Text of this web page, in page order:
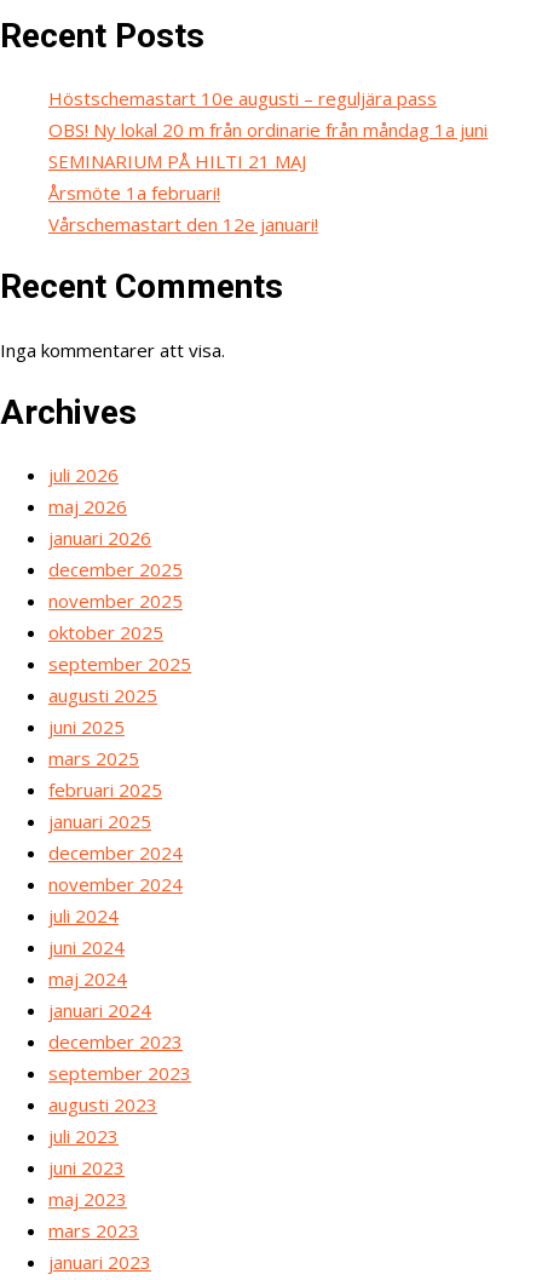
Recent Posts
Höstschemastart 10e augusti – reguljära pass
OBS! Ny lokal 20 m från ordinarie från måndag 1a juni
SEMINARIUM PÅ HILTI 21 MAJ
Årsmöte 1a februari!
Vårschemastart den 12e januari!
Recent Comments
Inga kommentarer att visa.
Archives
juli 2026
maj 2026
januari 2026
december 2025
november 2025
oktober 2025
september 2025
augusti 2025
juni 2025
mars 2025
februari 2025
januari 2025
december 2024
november 2024
juli 2024
juni 2024
maj 2024
januari 2024
december 2023
september 2023
augusti 2023
juli 2023
juni 2023
maj 2023
mars 2023
januari 2023